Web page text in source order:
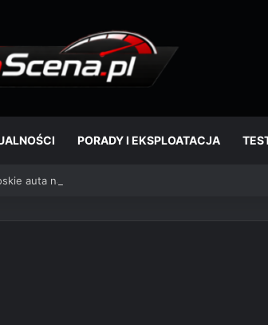
PORADY I EKSPLOATACJA
auta naprawdę się psują? Mit, który wciąż żyje